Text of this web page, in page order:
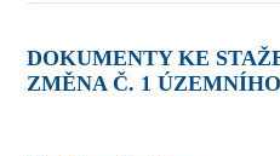
DOKUMENTY KE STAŽENÍ ZE SLOŽKY
ZMĚNA Č. 1